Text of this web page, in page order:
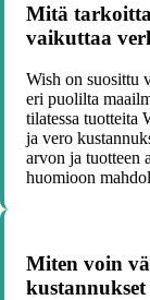
Mitä
vaikuttaa
Wish on suosittu
eri puolilta
tilatessa tuotteita
ja vero
arvon ja tuotteen
huomioon
Miten voin